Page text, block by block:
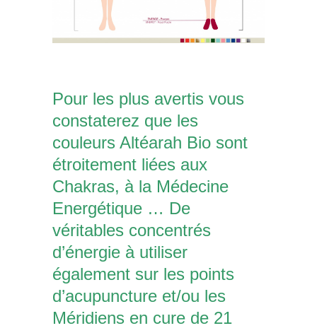
Pour les plus avertis vous
constaterez que les
couleurs Altéarah Bio sont
étroitement liées aux
Chakras, à la Médecine
Energétique … De
véritables concentrés
d’énergie à utiliser
également sur les points
d’acupuncture et/ou les
Méridiens en cure de 21